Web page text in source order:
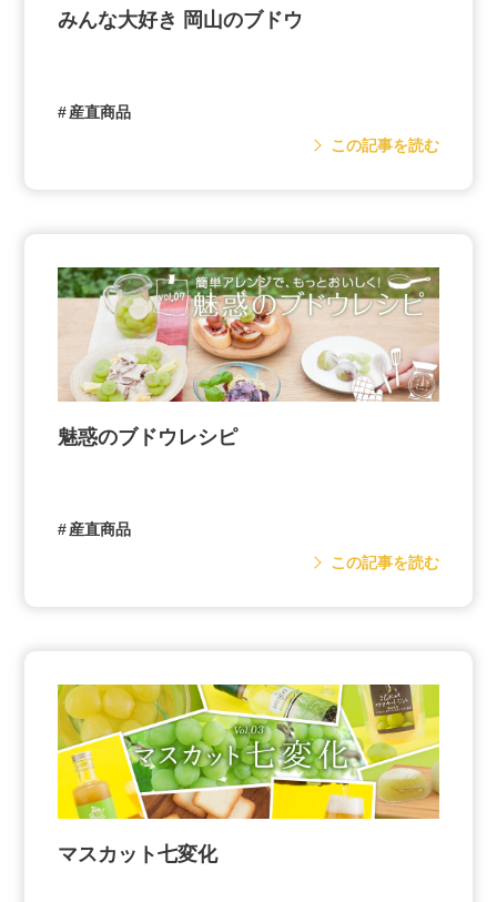
みんな大好き 岡山のブドウ
産直商品
この記事を読む
魅惑のブドウレシピ
産直商品
この記事を読む
マスカット七変化